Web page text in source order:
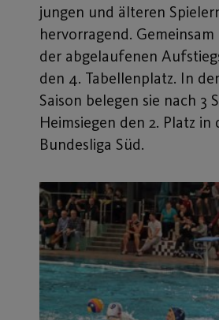
jungen und älteren
hervorragend.
der abgelaufenen
den 4. Tabellenplatz. In
Saison belegen sie nach 3
Heimsiegen den 2. Platz in
Bundesliga Süd.